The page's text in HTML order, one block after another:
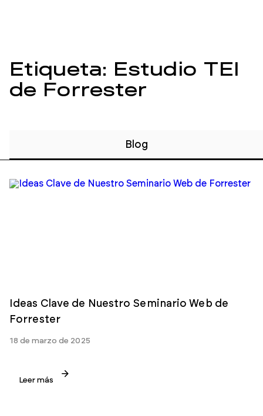
Etiqueta: Estudio TEI
de Forrester
Blog
Ideas Clave de Nuestro Seminario Web de
Forrester
18 de marzo de 2025
Leer más